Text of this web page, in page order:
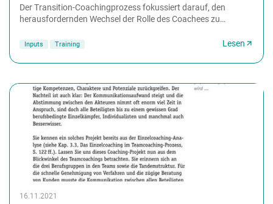
Der Transition-Coachingprozess fokussiert darauf, den
herausfordernden Wechsel der Rolle des Coachees zu
Inputs Training Lesen
16.11.2021